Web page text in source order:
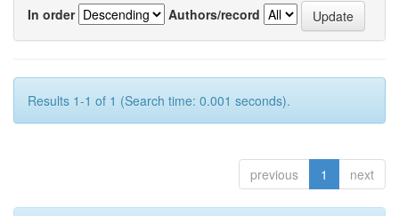
In order
Authors/record
Results 1-1 of 1 (Search time: 0.001 seconds).
previous 1 next